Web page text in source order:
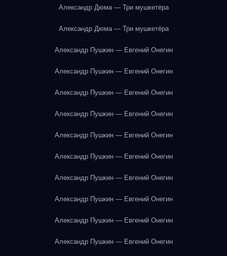
Александр Дюма — Три мушкетёра
Александр Дюма — Три мушкетёра
Александр Пушкин — Евгений Онегин
Александр Пушкин — Евгений Онегин
Александр Пушкин — Евгений Онегин
Александр Пушкин — Евгений Онегин
Александр Пушкин — Евгений Онегин
Александр Пушкин — Евгений Онегин
Александр Пушкин — Евгений Онегин
Александр Пушкин — Евгений Онегин
Александр Пушкин — Евгений Онегин
Александр Пушкин — Евгений Онегин